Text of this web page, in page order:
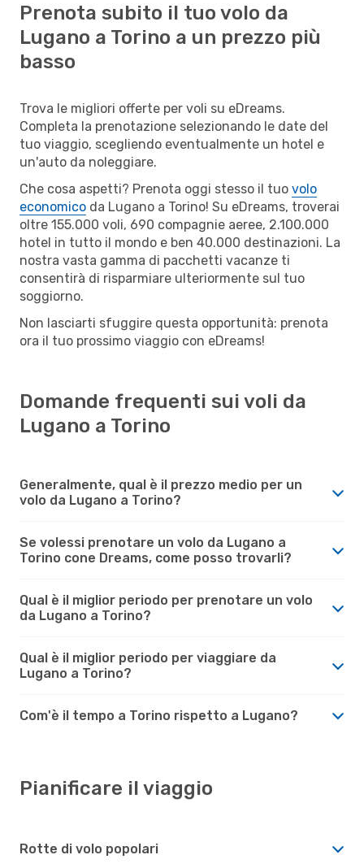
Prenota subito il tuo volo da
Lugano a Torino a un prezzo più
basso
Trova le migliori offerte per voli su eDreams.
Completa la prenotazione selezionando le date del
tuo viaggio, scegliendo eventualmente un hotel e
un'auto da noleggiare.
Che cosa aspetti? Prenota oggi stesso il tuo volo
economico da Lugano a Torino! Su eDreams, troverai
oltre 155.000 voli, 690 compagnie aeree, 2.100.000
hotel in tutto il mondo e ben 40.000 destinazioni. La
nostra vasta gamma di pacchetti vacanze ti
consentirà di risparmiare ulteriormente sul tuo
soggiorno.
Non lasciarti sfuggire questa opportunità: prenota
ora il tuo prossimo viaggio con eDreams!
Domande frequenti sui voli da
Lugano a Torino
Generalmente, qual è il prezzo medio per un
volo da Lugano a Torino?
Se volessi prenotare un volo da Lugano a
Torino cone Dreams, come posso trovarli?
Qual è il miglior periodo per prenotare un volo
da Lugano a Torino?
Qual è il miglior periodo per viaggiare da
Lugano a Torino?
Com'è il tempo a Torino rispetto a Lugano?
Pianificare il viaggio
Rotte di volo popolari